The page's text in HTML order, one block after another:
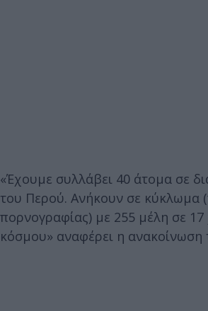
«Έχουμε συλλάβει 40 άτομα σε
του Περού. Ανήκουν σε κύκλωμα
πορνογραφίας) με 255 μέλη σε
κόσμου» αναφέρει η ανακοίνωση